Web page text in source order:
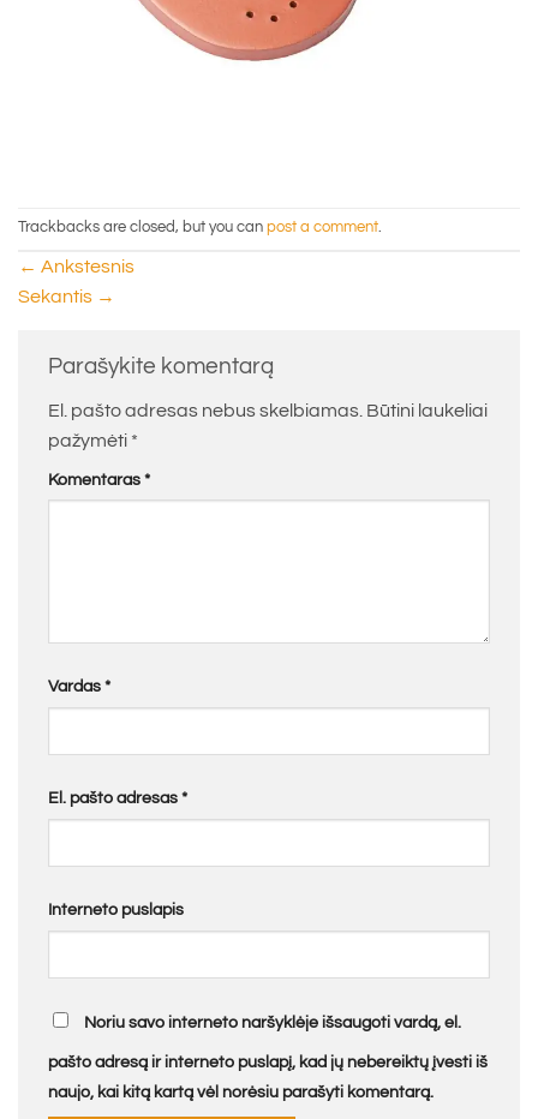
Trackbacks are closed, but you can post a comment.
← Ankstesnis
Sekantis →
Parašykite komentarą
El. pašto adresas nebus skelbiamas. Būtini laukeliai
pažymėti *
Komentaras *
Vardas *
El. pašto adresas *
Interneto puslapis
Noriu savo interneto naršyklėje išsaugoti vardą, el.
pašto adresą ir interneto puslapį, kad jų nebereiktų įvesti iš
naujo, kai kitą kartą vėl norėsiu parašyti komentarą.